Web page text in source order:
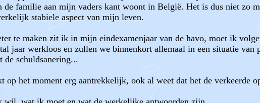
de familie aan mijn vaders kant woont in België. Het is dus niet zo
stabiele aspect van mijn leven.
te maken zit ik in mijn eindexamenjaar van de havo, moet ik
jaar werkloos en zullen we binnenkort allemaal in een situatie van
schuldsanering...
op het moment erg aantrekkelijk, ook al weet dat het de verkeerde